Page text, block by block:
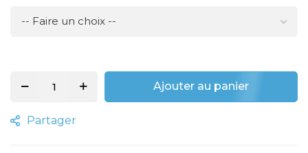
Ajouter au panier
Partager